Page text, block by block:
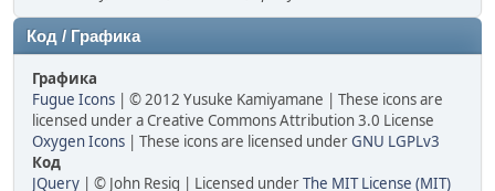
Код / Графика
Графика
Fugue Icons | © 2012 Yusuke Kamiyamane | These icons are
licensed under a Creative Commons Attribution 3.0 License
Oxygen Icons | These icons are licensed underGNU LGPLv3
Код
JQuery | © John Resig | Licensed underThe MIT License (MIT)